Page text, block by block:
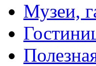
Музеи,